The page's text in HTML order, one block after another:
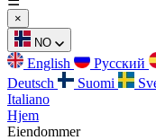
×
NO
English Русский
Deutsch
Suomi
Italiano
Hjem
Eiendommer